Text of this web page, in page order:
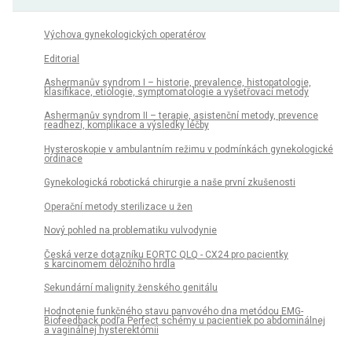
Výchova gynekologických operatérov
Editorial
Ashermanův syndrom I – historie, prevalence, histopatologie,
klasifikace, etiologie, symptomatologie a vyšetřovací metody
Ashermanův syndrom II – terapie, asistenční metody, prevence
readhezí, komplikace a výsledky léčby
Hysteroskopie v ambulantním režimu v podmínkách gynekologické
ordinace
Gynekologická robotická chirurgie a naše první zkušenosti
Operační metody sterilizace u žen
Nový pohled na problematiku vulvodynie
Česká verze dotazníku EORTC QLQ - CX24 pro pacientky
s karcinomem děložního hrdla
Sekundární malignity ženského genitálu
Hodnotenie funkčného stavu panvového dna metódou EMG-
Biofeedback podľa Perfect schémy u pacientiek po abdominálnej
a vaginálnej hysterektómii